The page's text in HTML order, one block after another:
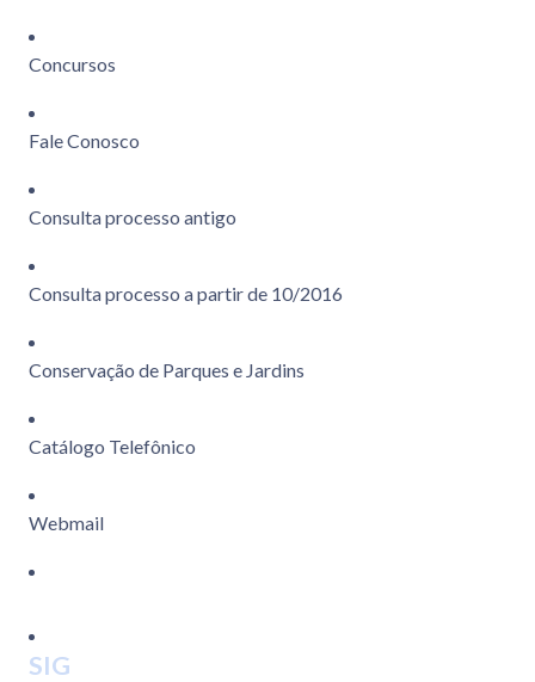
Concursos
Fale Conosco
Consulta processo antigo
Consulta processo a partir de 10/2016
Conservação de Parques e Jardins
Catálogo Telefônico
Webmail
SIG